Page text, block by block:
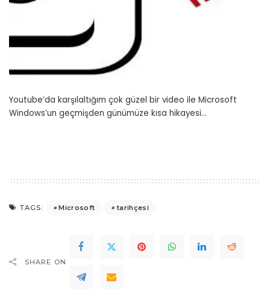
Youtube’da karşılaltığım çok güzel bir video ile Microsoft
Windows’un geçmişden günümüze kısa hikayesi…
TAGS: Microsoft tarihçesi
SHARE ON